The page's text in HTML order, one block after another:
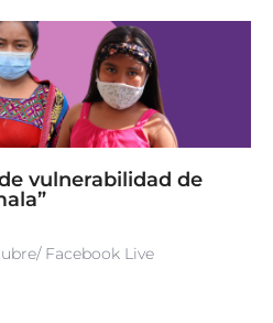
vulnerabilidad de
Facebook Live